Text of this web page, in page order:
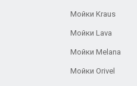
Мойки Kraus
Мойки Lava
Мойки Melana
Мойки Orivel